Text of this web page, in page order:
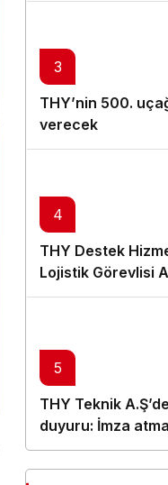
3
THY’nin 500.
verecek
4
THY Destek
Lojistik Görevlisi
5
THY Teknik
duyuru: İmza
çıkarılacak